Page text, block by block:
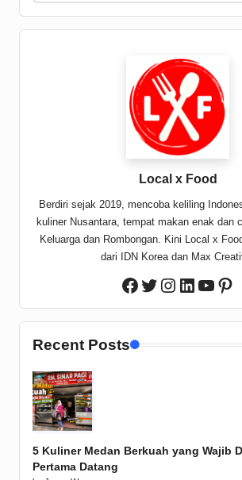
Local x Food
Berdiri sejak 2019, mencoba keliling
kuliner Nusantara, tempat makan enak dan
Keluarga dan Rombongan. Kini Local x
dari IDN Korea dan Max
Facebook
Twitter
Instagram
LinkedIn
Recent Posts
5 Kuliner Medan Berkuah yang Wajib
Pertama Datang